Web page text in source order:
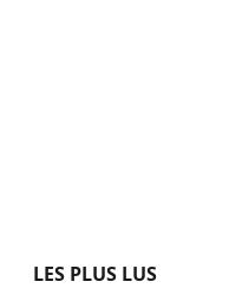
LES PLUS LUS